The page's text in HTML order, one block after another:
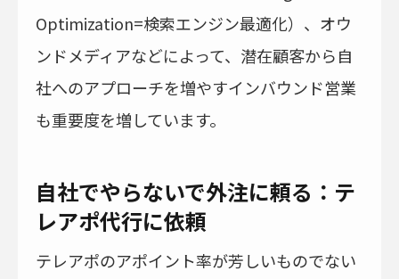
Optimization=検索エンジン最適化）、オウ
ンドメディアなどによって、潜在顧客から自
社へのアプローチを増やすインバウンド営業
も重要度を増しています。
自社でやらないで外注に頼る：テ
レアポ代行に依頼
テレアポのアポイント率が芳しいものでない